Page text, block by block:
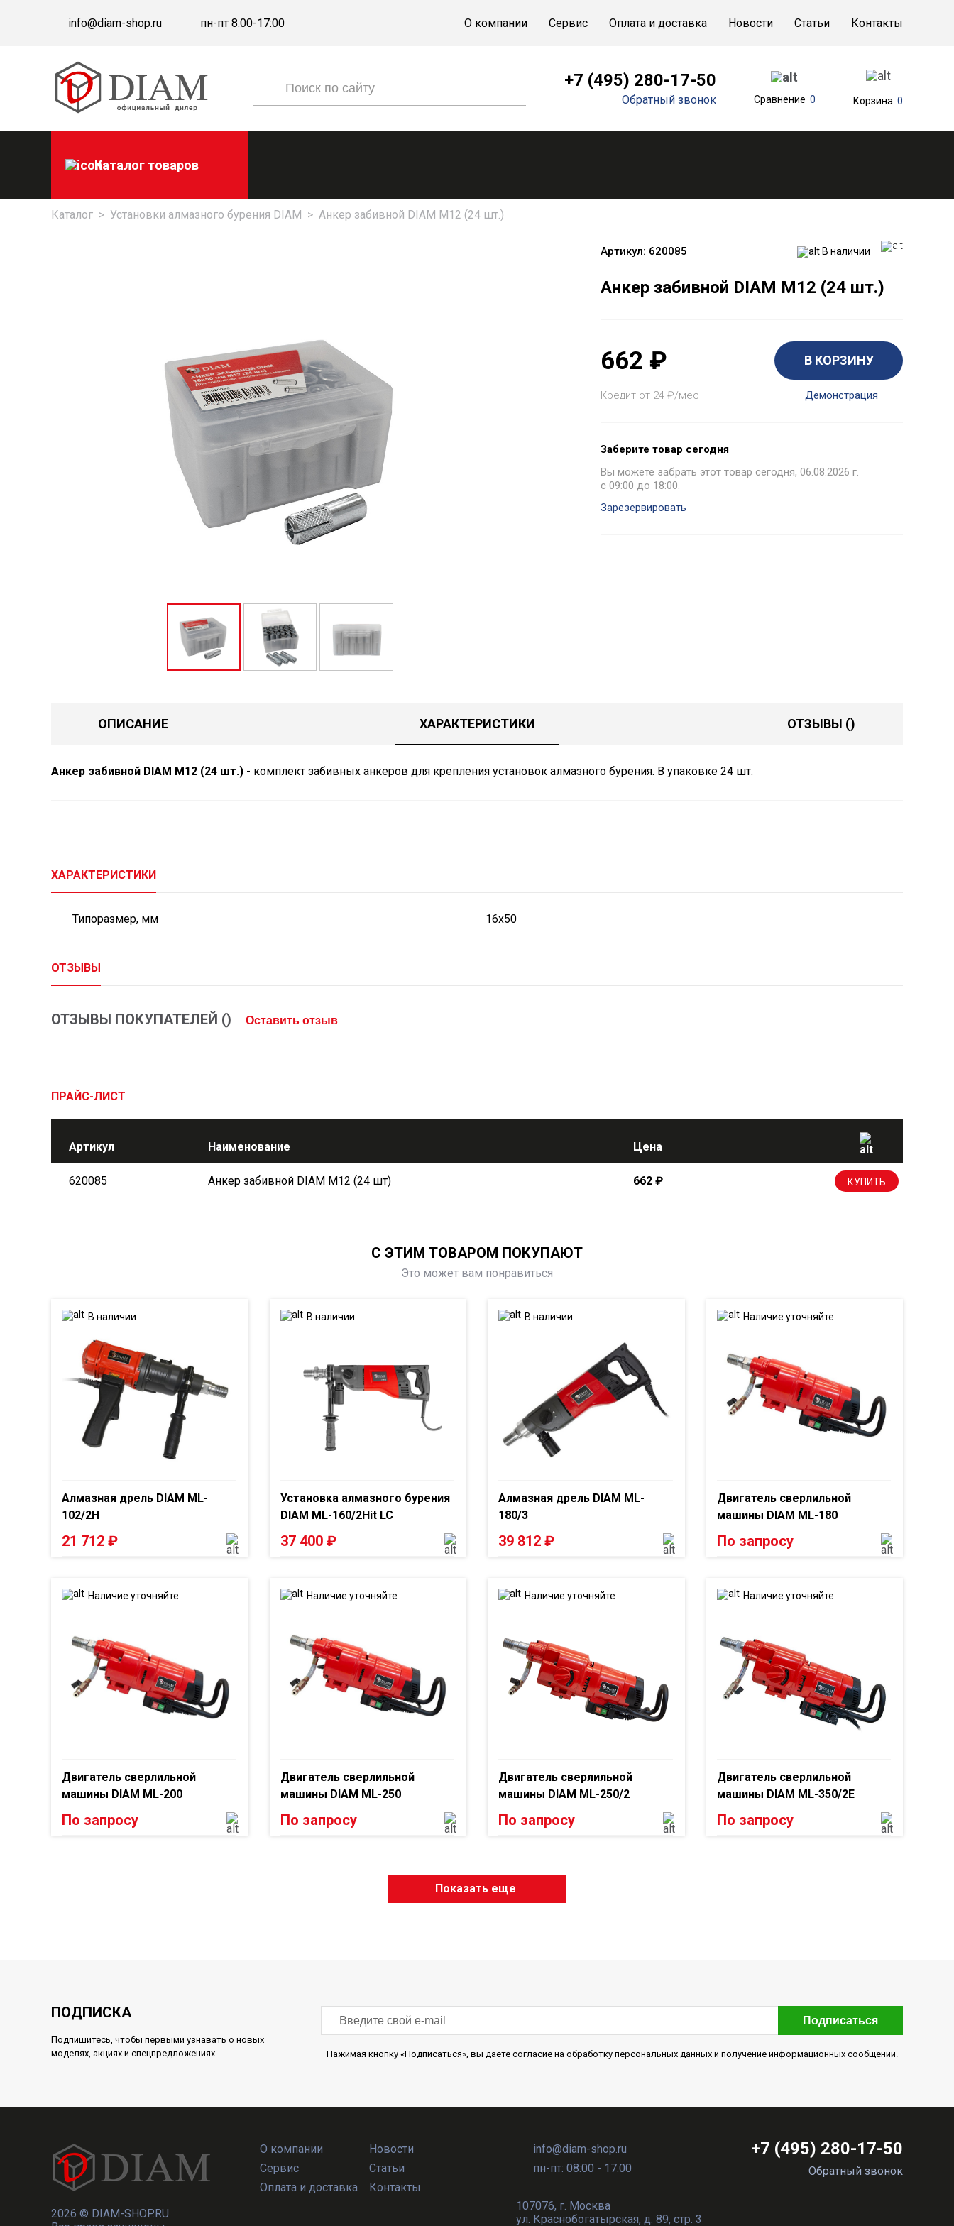
info@diam-shop.ru пн-пт 8:00-17:00 О компании Сервис Оплата и доставка Новости Статьи Контакты
+7 (495) 280-17-50
Обратный звонок Сравнение 0 Корзина 0
Каталог товаров
Каталог > Установки алмазного бурения DIAM > Анкер забивной DIAM М12 (24 шт.)
Артикул: 620085 В наличии
Анкер забивной DIAM М12 (24 шт.)
662 ₽ В КОРЗИНУ
Кредит от 24 ₽/мес Демонстрация
Заберите товар сегодня
Вы можете забрать этот товар сегодня, 06.08.2026 г.
с 09:00 до 18:00.
Зарезервировать
ОПИСАНИЕ ХАРАКТЕРИСТИКИ ОТЗЫВЫ ()
Анкер забивной DIAM М12 (24 шт.) - комплект забивных анкеров для крепления установок алмазного бурения. В упаковке 24 шт.
ХАРАКТЕРИСТИКИ
Типоразмер, мм 16x50
ОТЗЫВЫ
ОТЗЫВЫ ПОКУПАТЕЛЕЙ () Оставить отзыв
ПРАЙС-ЛИСТ
Артикул Наименование Цена
620085 Анкер забивной DIAM М12 (24 шт) 662 ₽ КУПИТЬ
С ЭТИМ ТОВАРОМ ПОКУПАЮТ
Это может вам понравиться
В наличии
Алмазная дрель DIAM ML-
102/2H
21 712 ₽
В наличии
Установка алмазного бурения
DIAM ML-160/2Hit LC
37 400 ₽
В наличии
Алмазная дрель DIAM ML-
180/3
39 812 ₽
Наличие уточняйте
Двигатель сверлильной
машины DIAM ML-180
По запросу
Наличие уточняйте
Двигатель сверлильной
машины DIAM ML-200
По запросу
Наличие уточняйте
Двигатель сверлильной
машины DIAM ML-250
По запросу
Наличие уточняйте
Двигатель сверлильной
машины DIAM ML-250/2
По запросу
Наличие уточняйте
Двигатель сверлильной
машины DIAM ML-350/2E
По запросу
Показать еще
ПОДПИСКА
Подпишитесь, чтобы первыми узнавать о новых
моделях, акциях и спецпредложениях
Подписаться
Нажимая кнопку «Подписаться», вы даете согласие на обработку персональных данных и получение информационных сообщений.
2026 © DIAM-SHOP.RU
О компании
Сервис
Оплата и доставка
Новости
Статьи
Контакты
info@diam-shop.ru
пн-пт: 08:00 - 17:00
107076, г. Москва
ул. Краснобогатырская, д. 89, стр. 3
+7 (495) 280-17-50
Обратный звонок